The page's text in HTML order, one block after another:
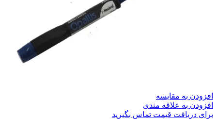
افزودن به مقایسه
افزودن به علاقه مندی
برای دریافت قیمت تماس بگیرید